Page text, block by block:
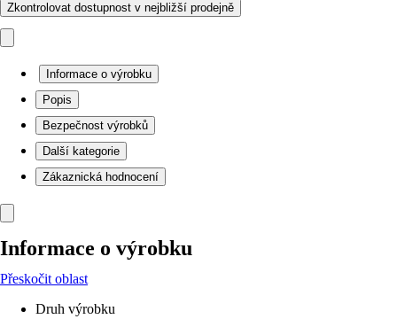
Zkontrolovat dostupnost v nejbližší prodejně
Informace o výrobku
Popis
Bezpečnost výrobků
Další kategorie
Zákaznická hodnocení
Informace o výrobku
Přeskočit oblast
Druh výrobku